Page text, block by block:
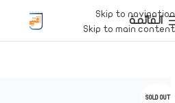
Skip to navigation
Skip to main content
القائمة
SOLD OUT